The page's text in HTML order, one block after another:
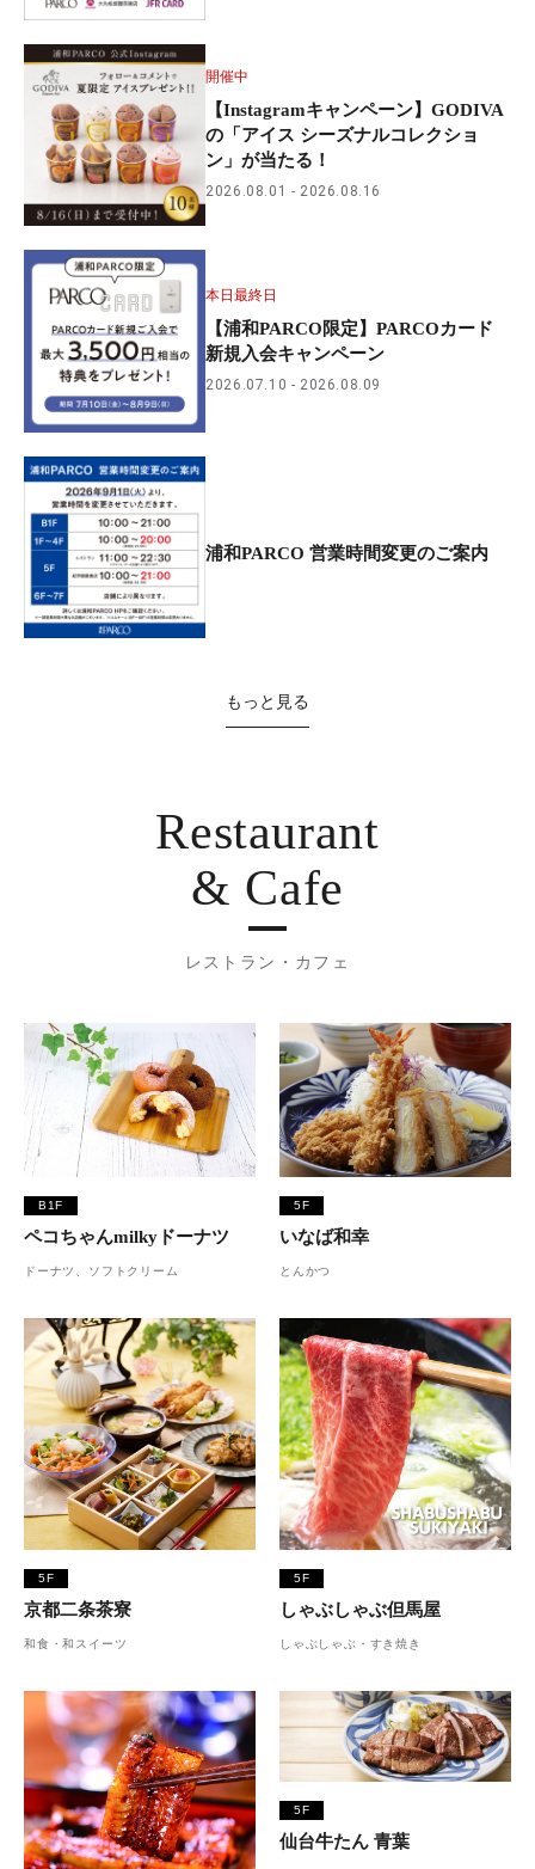
開催中
【Instagramキャンペーン】GODIVA
の「アイス シーズナルコレクショ
ン」が当たる！
2026.08.01 2026.08.16
本日最終日
【浦和PARCO限定】PARCOカード
新規入会キャンペーン
2026.07.10 2026.08.09
浦和PARCO 営業時間変更のご案内
もっと見る
Restaurant
& Cafe
レストラン・カフェ
B1F
ペコちゃんmilkyドーナツ
ドーナツ、ソフトクリーム
5F
いなば和幸
とんかつ
5F
京都二条茶寮
和食・和スイーツ
5F
しゃぶしゃぶ但馬屋
しゃぶしゃぶ・すき焼き
5F
仙台牛たん 青葉